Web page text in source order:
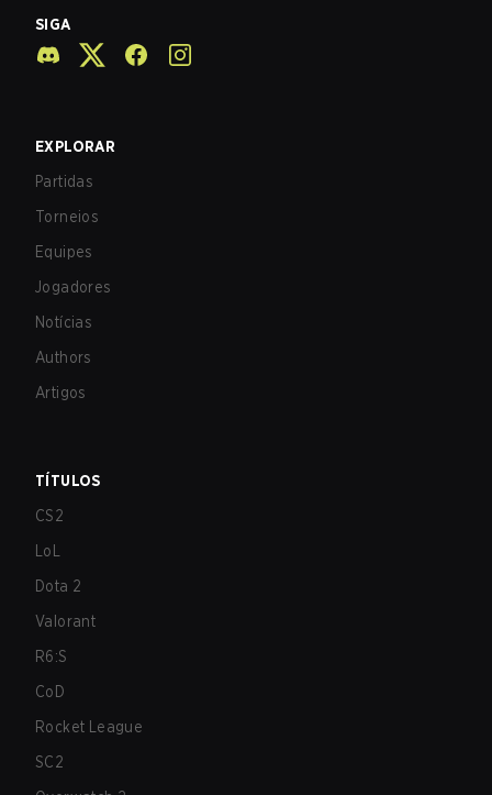
SIGA
EXPLORAR
Partidas
Torneios
Equipes
Jogadores
Notícias
Authors
Artigos
TÍTULOS
CS2
LoL
Dota 2
Valorant
R6:S
CoD
Rocket League
SC2